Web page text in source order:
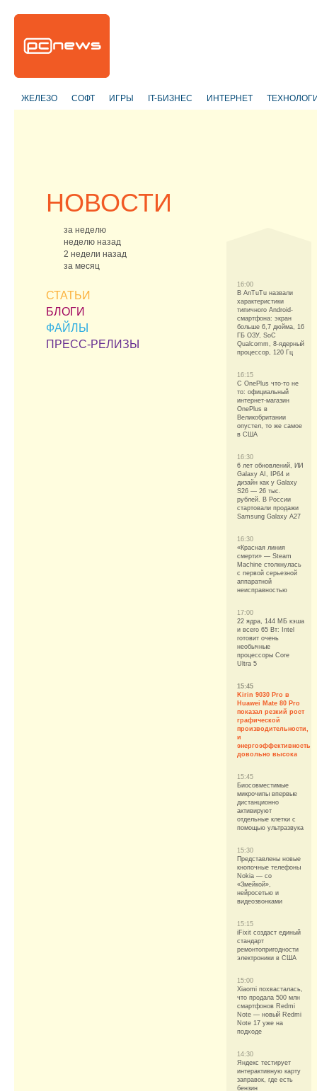
ЖЕЛЕЗО СОФТ ИГРЫ IT-БИЗНЕС ИНТЕРНЕТ
НОВОСТИ
за неделю
неделю назад
2 недели назад
за месяц
СТАТЬИ
БЛОГИ
ФАЙЛЫ
ПРЕСС-РЕЛИЗЫ
16:00
В AnTuTu назвали
характеристики
типичного Android-
смартфона: экран
больше 6,7 дюйма, 16
ГБ ОЗУ, SoC
Qualcomm, 8-ядерный
процессор, 120 Гц
16:15
С OnePlus что-то не
то: официальный
интернет-магазин
OnePlus в
Великобритании
опустел, то же самое
в США
16:30
6 лет обновлений, ИИ
Galaxy AI, IP64 и
дизайн как у Galaxy
S26 — 26 тыс.
рублей. В России
стартовали продажи
Samsung Galaxy A27
16:30
«Красная линия
смерти» — Steam
Machine столкнулась
с первой серьезной
аппаратной
неисправностью
17:00
22 ядра, 144 МБ кэша
и всего 65 Вт: Intel
готовит очень
необычные
процессоры Core
Ultra 5
15:45
Kirin 9030 Pro в
Huawei Mate 80 Pro
показал резкий рост
графической
производительности,
и
энергоэффективность
довольно высока
15:45
Биосовместимые
микрочипы впервые
дистанционно
активируют
отдельные клетки с
помощью ультразвука
15:30
Представлены новые
кнопочные телефоны
Nokia — со
«Змейкой»,
нейросетью и
видеозвонками
15:15
iFixit создаст единый
стандарт
ремонтопригодности
электроники в США
15:00
Xiaomi похвасталась,
что продала 500 млн
смартфонов Redmi
Note — новый Redmi
Note 17 уже на
подходе
14:30
Яндекс тестирует
интерактивную карту
заправок, где есть
бензин